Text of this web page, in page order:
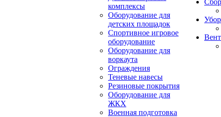
комплексы
Оборудование для
детских площадок
Спортивное игровое
оборудование
Оборудование для
воркаута
Ограждения
Теневые навесы
Резиновые покрытия
Оборудование для
ЖКХ
Военная подготовка